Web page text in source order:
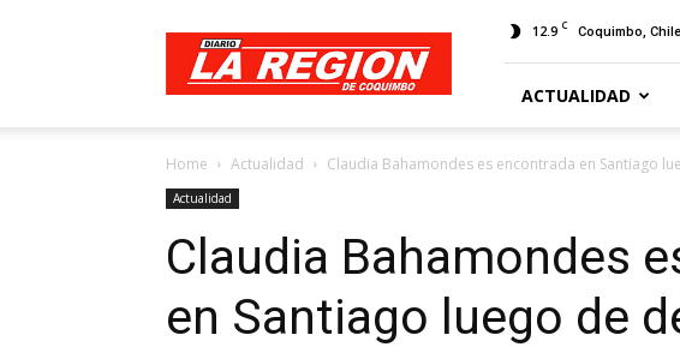
Diario
Región
12.9 C Coquimbo, Chile
ACTUALIDAD
Home Actualidad Claudia Bahamondes es encontrada en Santiago
Actualidad
Claudia Bahamondes
en Santiago luego de